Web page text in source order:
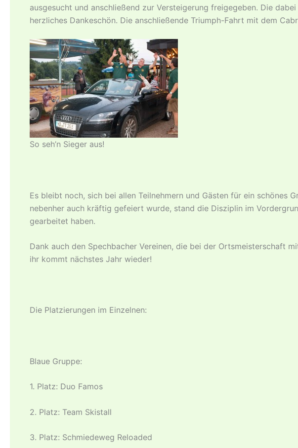
ausgesucht und anschließend zur Versteigerung freigegeben. Die
herzliches Dankeschön. Die anschließende Triumph-Fahrt mit dem
So seh’n Sieger aus!
Es bleibt noch, sich bei allen Teilnehmern und Gästen für ein schönes
nebenher auch kräftig gefeiert wurde, stand die Disziplin im
gearbeitet haben.
Dank auch den Spechbacher Vereinen, die bei der Ortsmeisterschaft
ihr kommt nächstes Jahr wieder!
Die Platzierungen im Einzelnen:
Blaue Gruppe:
1. Platz: Duo Famos
2. Platz: Team Skistall
3. Platz: Schmiedeweg Reloaded